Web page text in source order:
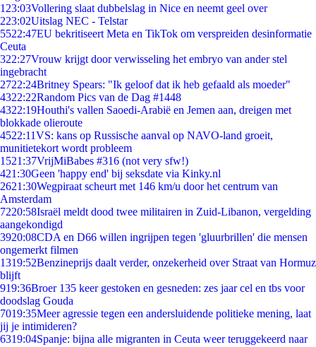
1 23:03Vollering slaat dubbelslag in Nice en neemt geel over
223:02Uitslag NEC - Telstar
5522:47EU bekritiseert Meta en TikTok om verspreiden desinformatie
Ceuta
322:27Vrouw krijgt door verwisseling het embryo van ander stel
ingebracht
2722:24Britney Spears: "Ik geloof dat ik heb gefaald als moeder"
4322:22Random Pics van de Dag #1448
4322:19Houthi's vallen Saoedi-Arabië en Jemen aan, dreigen met
blokkade olieroute
4522:11VS: kans op Russische aanval op NAVO-land groeit,
munitietekort wordt probleem
1521:37VrijMiBabes #316 (not very sfw!)
421:30Geen 'happy end' bij seksdate via Kinky.nl
2621:30Wegpiraat scheurt met 146 km/u door het centrum van
Amsterdam
7220:58Israël meldt dood twee militairen in Zuid-Libanon, vergelding
aangekondigd
3920:08CDA en D66 willen ingrijpen tegen 'gluurbrillen' die mensen
ongemerkt filmen
1319:52Benzineprijs daalt verder, onzekerheid over Straat van Hormuz
blijft
919:36Broer 135 keer gestoken en gesneden: zes jaar cel en tbs voor
doodslag Gouda
7019:35Meer agressie tegen een andersluidende politieke mening, laat
jij je intimideren?
6319:04Spanje: bijna alle migranten in Ceuta weer teruggekeerd naar